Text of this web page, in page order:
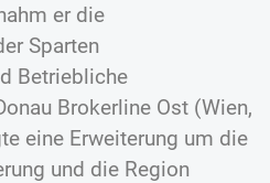
er die
Sparten
Betriebliche
Brokerline Ost (Wien,
eine Erweiterung um die
und die Region